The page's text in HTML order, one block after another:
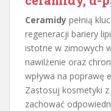
Ceramidy pełnią
regeneracji bariery
istotne w zimowych
nawilżenie oraz
wpływa na poprawę
Zastosuj kosmetyki
zachować